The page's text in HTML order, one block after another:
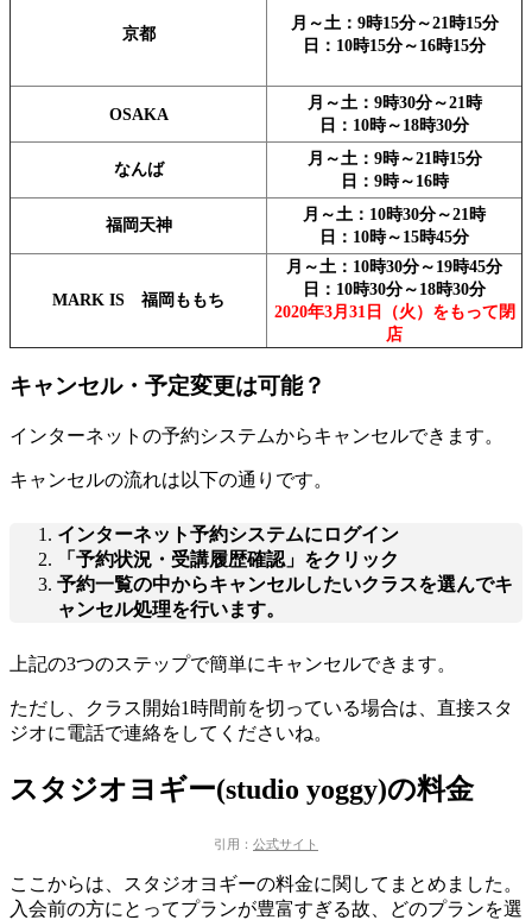
京都
月～土：9時15分～21時15分
日：10時15分～16時15分
OSAKA
月～土：9時30分～21時
日：10時～18時30分
なんば
月～土：9時～21時15分
日：9時～16時
福岡天神
月～土：10時30分～21時
日：10時～15時45分
MARK IS 福岡ももち
月～土：10時30分～19時45分
日：10時30分～18時30分
2020年3月31日（火）をもって閉
店
キャンセル・予定変更は可能？
インターネットの予約システムからキャンセルできます。
キャンセルの流れは以下の通りです。
インターネット予約システムにログイン
「予約状況・受講履歴確認」をクリック
予約一覧の中からキャンセルしたいクラスを選んでキ
ャンセル処理を行います。
上記の3つのステップで簡単にキャンセルできます。
ただし、
クラス開始1時間前を切っている場合は、直接スタ
ジオに電話で連絡をしてくださいね。
スタジオヨギー(studio yoggy)の料金
引用： 公式サイト
ここからは、スタジオヨギーの料金に関してまとめました。
入会前の方にとってプランが豊富すぎる故、どのプランを選